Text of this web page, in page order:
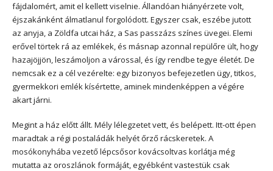
fájdalomért, amit el kellett viselnie. Állandóan hiányérzete volt,
éjszakánként álmatlanul forgolódott. Egyszer csak, eszébe jutott
az anyja, a Zöldfa utcai ház, a Sas passzázs színes üvegei. Elemi
erővel törtek rá az emlékek, és másnap azonnal repülőre ült, hogy
hazajöjjön, leszámoljon a várossal, és így rendbe tegye életét. De
nemcsak ez a cél vezérelte: egy bizonyos befejezetlen ügy, titkos,
gyermekkori emlék kísértette, aminek mindenképpen a végére
akart járni.
Megint a ház előtt állt. Mély lélegzetet vett, és belépett. Itt-ott épen
maradtak a régi postaládák helyét őrző rácskeretek. A
mosókonyhába vezető lépcsősor kovácsoltvas korlátja még
mutatta az oroszlánok formáját, egyébként vastestük csak